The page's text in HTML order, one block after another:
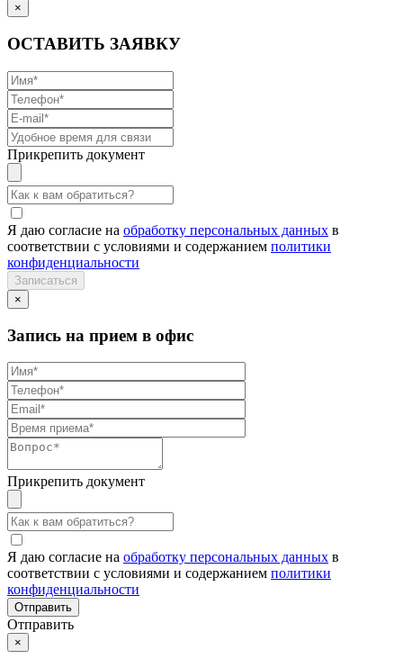
×
ОСТАВИТЬ ЗАЯВКУ
Прикрепить документ
Я даю согласие на обработку персональных данных в
соответствии с условиями и содержанием политики
конфиденциальности
×
Запись на прием в офис
Прикрепить документ
Я даю согласие на обработку персональных данных в
соответствии с условиями и содержанием политики
конфиденциальности
Отправить
×